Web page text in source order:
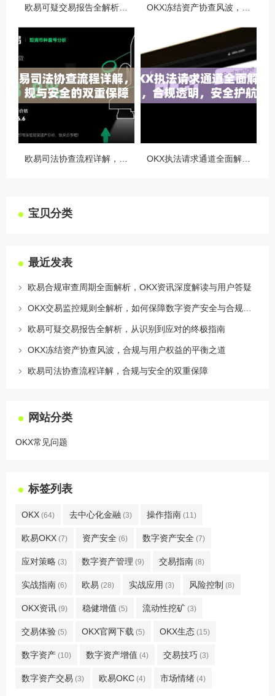
宝贝分类
最近发表
欧易合规审查周期全面解析，OKX资讯深度解读与用户答疑
欧易可疑交易报告全解析，从识别到应对的终极指南
OKX冻结资产协查风波，合规与用户权益的平衡之道
欧易司法协查流程详解，合规与安全的双重保障
网站分类
OKX常见问题
标签列表
OKX (64) 去中心化金融 (3) 操作指南 (11)
欧易OKX (7) 资产安全 (6) 数字资产安全 (7)
应对策略 (3) 数字资产管理 (9) 交易指南 (8)
实战指南 (6) 欧易 (28) 实战应用 (3) 风险控制 (8)
OKX资讯 (9) 稳健增值 (5) 流动性挖矿 (3)
交易体验 (5) OKX官网下载 (5) OKX生态 (15)
数字资产 (10) 数字资产增值 (4) 交易技巧 (3)
数字资产交易 (3) 欧易OKC (4) 市场情绪 (4)